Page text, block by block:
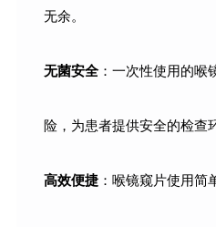
无余。
无菌安全：一次性使用的喉
险，为患者提供安全的检查
高效便捷：喉镜窥片使用简